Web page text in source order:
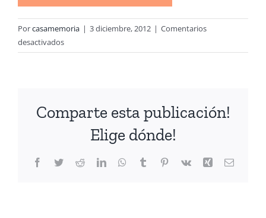
Porcasamemoria | 3 diciembre, 2012 | Comentarios
desactivadosen
7.
Comparte esta publicación!
Elige dónde!
Facebook
TwitterRedditLinkedInWhatsApp
TumblrPinterest
Vk Xing Correo